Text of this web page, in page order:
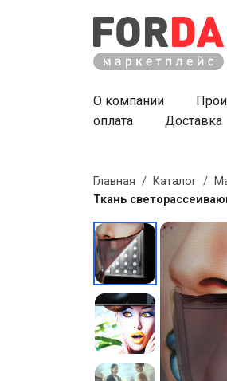
О компании
оплата
Доставка
Главная / Каталог /
Ткань